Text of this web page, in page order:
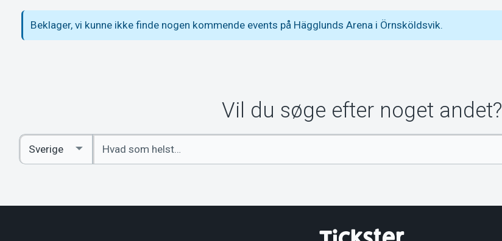
Beklager, vi kunne ikke finde nogen kommende events på Hägglunds Arena i Örnsköldsvik.
Vil du søge efter noget andet?
Indtast
søgeord
Select
Country